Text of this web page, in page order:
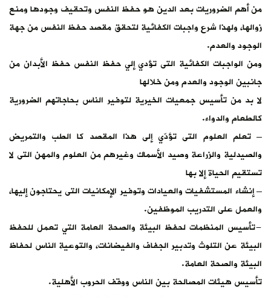
من أهم الضروريات بعد الدين هو حفظ النفس وتحقيف وجودها ومنع
زوالها، ولهذا شرع واجبات الكفائية لتحقق مقصد حفظ النفس من جهة
الوجود والعدم.
ومن الواجبات الكفائية التى تؤدي إلي حفظ النفس حفظ الأبدان من
جانبين الوجود والعدم ومن خلالها
لا بد من تأسيس جمعيات الخيرية لتوفير الناس بحاجاتهم الضرورية
كالطعام والدواء.
– تعلم العلوم التى تؤدّي إلى هذا المقصد كا الطب والتمريض
والصيدلية والزراعة وصيد الأسماك وغيرهم من العلوم والمهن التى لا
تستقيم الحياة إلا بها
– إنشاء المستشفيات والعيادات وتوفير الإمكانيات التى يحتاجون إليها،
والعمل على التدريب الموظفين.
-تأسيس المنظمات لحفظ البيئة والصحة العامة التي تعمل للحفظ
البيئة عن التلوث وتدبير الجفاف والفيضانات، والتوعية الناس لحفاظ
البيئة والصحة العامة.
تأسيس هيئات المصالحة بين الناس ووقف الحروب الأهلية.